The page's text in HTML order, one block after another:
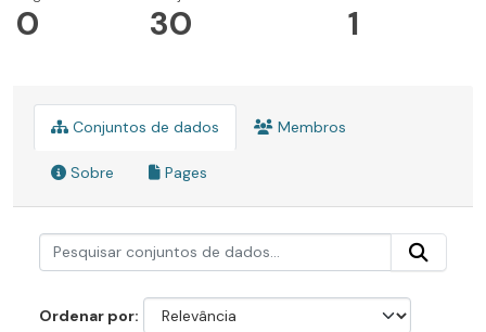
0 30 1
Conjuntos de dados Membros
Sobre Pages
Ordenar por